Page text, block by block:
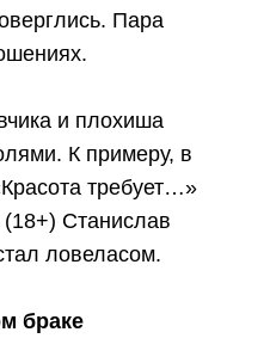
Пара
и плохиша
К примеру, в
требует…»
Станислав
ловеласом.
браке